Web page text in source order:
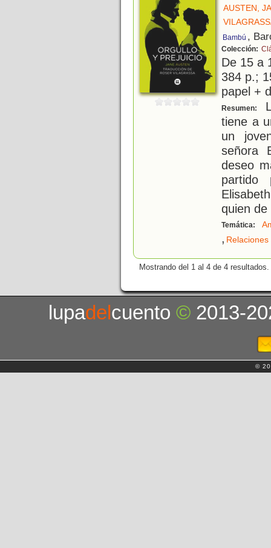
AUSTEN,
Bambú ,
Colección:
De 15 a
384 p.;
papel +
Resumen:
tiene a
un
señora
deseo
quien de
Temática:
,
Mostrando del 1 al 4 de 4 resultados.
lupadelcuento© 2013-
©